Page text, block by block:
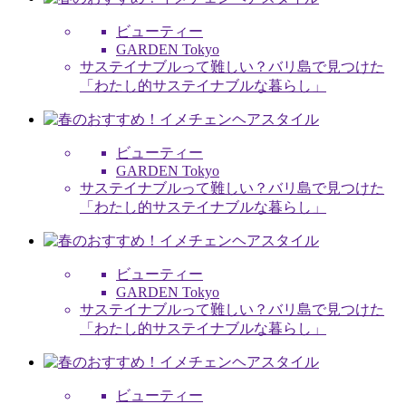
ビューティー
GARDEN Tokyo
サステイナブルって難しい？バリ島で見つけた
「わたし的サステイナブルな暮らし」
ビューティー
GARDEN Tokyo
サステイナブルって難しい？バリ島で見つけた
「わたし的サステイナブルな暮らし」
ビューティー
GARDEN Tokyo
サステイナブルって難しい？バリ島で見つけた
「わたし的サステイナブルな暮らし」
ビューティー